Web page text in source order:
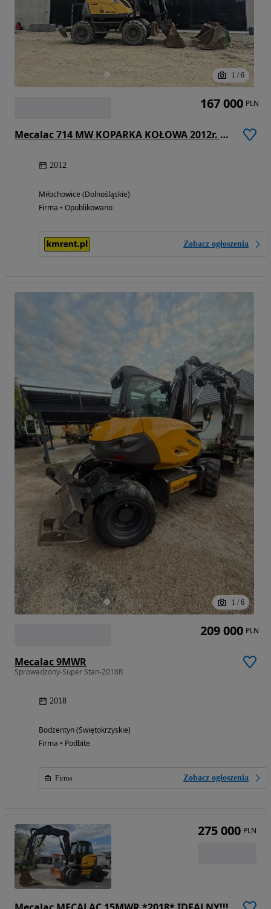
1 / 6
Mecalac 714 MW KOPARKA KOŁOWA 2012r. | MECALAC 12 MTX MXT 15 9 11 VOLVO 140 JCB 145 CAT 313 LIEBHERR 910 914
2012
Miłochowice (Dolnośląskie)
Firma • Opublikowano
Zobacz ogłoszenia
167 000 PLN
1 / 6
Mecalac 9MWR
Sprowadzony-Super Stan-2018R
2018
Bodzentyn (Świętokrzyskie)
Firma • Podbite
Firma Zobacz ogłoszenia
209 000 PLN
275 000 PLN